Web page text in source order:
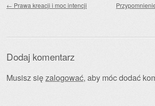
← Prawa kreacji i moc intencji
Dodaj komentarz
Musisz sięzalogować, aby móc dodać